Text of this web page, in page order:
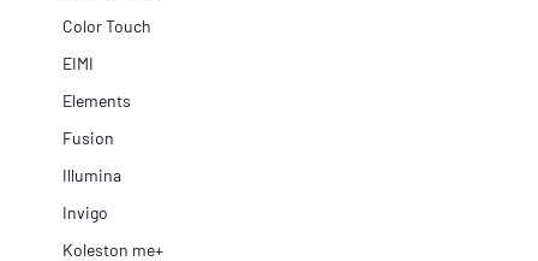
Color Touch
EIMI
Elements
Fusion
Illumina
Invigo
Koleston me+